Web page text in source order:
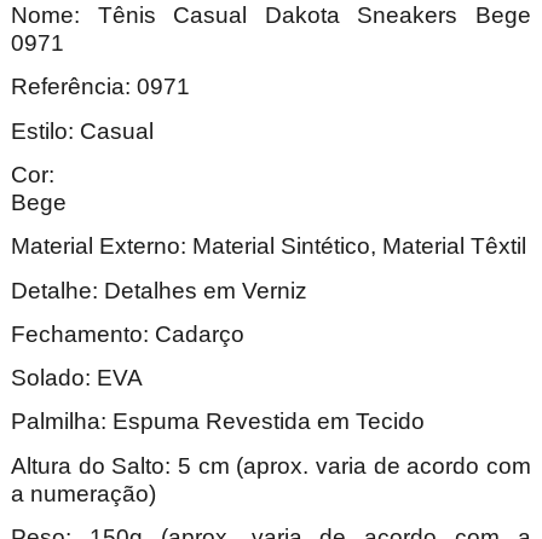
Nome: Tênis Casual Dakota Sneakers Bege
0971
Referência: 0971
Estilo: Casual
Cor:
Material Externo: Material Sintético, Material Têxtil
Detalhe: Detalhes em Verniz
Fechamento: Cadarço
Solado: EVA
Palmilha: Espuma Revestida em Tecido
Altura do Salto: 5 cm (aprox. varia de acordo com
a numeração)